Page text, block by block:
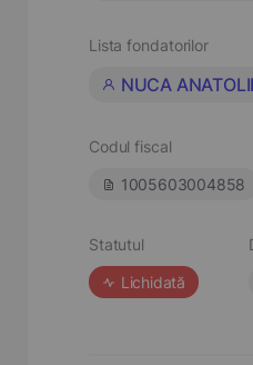
Lista fondatorilor
NUCA ANATOLII
Codul fiscal
1005603004858
Statutul
Lichidată